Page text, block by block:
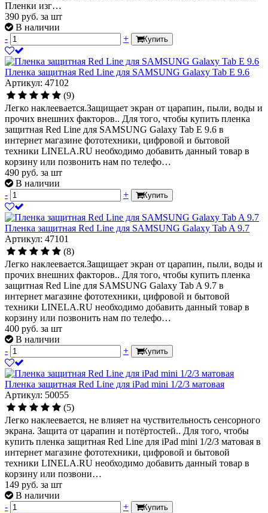
Пленки изг…
390 руб. за шт
В наличии
-
+ Купить
Пленка защитная Red Line для SAMSUNG Galaxy Tab E 9.6
Артикул: 47102
(9)
Легко наклеевается.Защищает экран от царапин, пыли, воды и
прочих внешних факторов.. Для того, чтобы купить пленка
защитная Red Line для SAMSUNG Galaxy Tab E 9.6 в
интернет магазине фототехники, цифровой и бытовой
техники LINELA.RU необходимо добавить данный товар в
корзину или позвонить нам по телефо…
490 руб. за шт
В наличии
-
+ Купить
Пленка защитная Red Line для SAMSUNG Galaxy Tab A 9.7
Артикул: 47101
(8)
Легко наклеевается.Защищает экран от царапин, пыли, воды и
прочих внешних факторов.. Для того, чтобы купить пленка
защитная Red Line для SAMSUNG Galaxy Tab A 9.7 в
интернет магазине фототехники, цифровой и бытовой
техники LINELA.RU необходимо добавить данный товар в
корзину или позвонить нам по телефо…
400 руб. за шт
В наличии
-
+ Купить
Пленка защитная Red Line для iPad mini 1/2/3 матовая
Артикул: 50055
(5)
Легко наклеевается, не влияет на чуствительность сенсорного
экрана. Защита от царапин и потёртостей.. Для того, чтобы
купить пленка защитная Red Line для iPad mini 1/2/3 матовая в
интернет магазине фототехники, цифровой и бытовой
техники LINELA.RU необходимо добавить данный товар в
корзину или позвони…
149 руб. за шт
В наличии
-
+ Купить